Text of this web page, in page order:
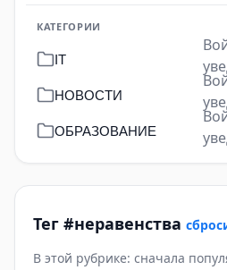
КАТЕГОРИИ
IT
НОВОСТИ
ОБРАЗОВАНИЕ
Тег #неравенства
В этой рубрике: сначала